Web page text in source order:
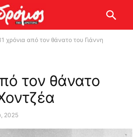
χρόνια από τον θάνατο του Γιάννη
τον θάνατο
2025